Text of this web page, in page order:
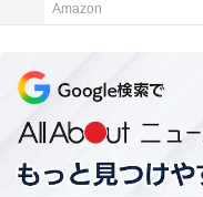
Amazon